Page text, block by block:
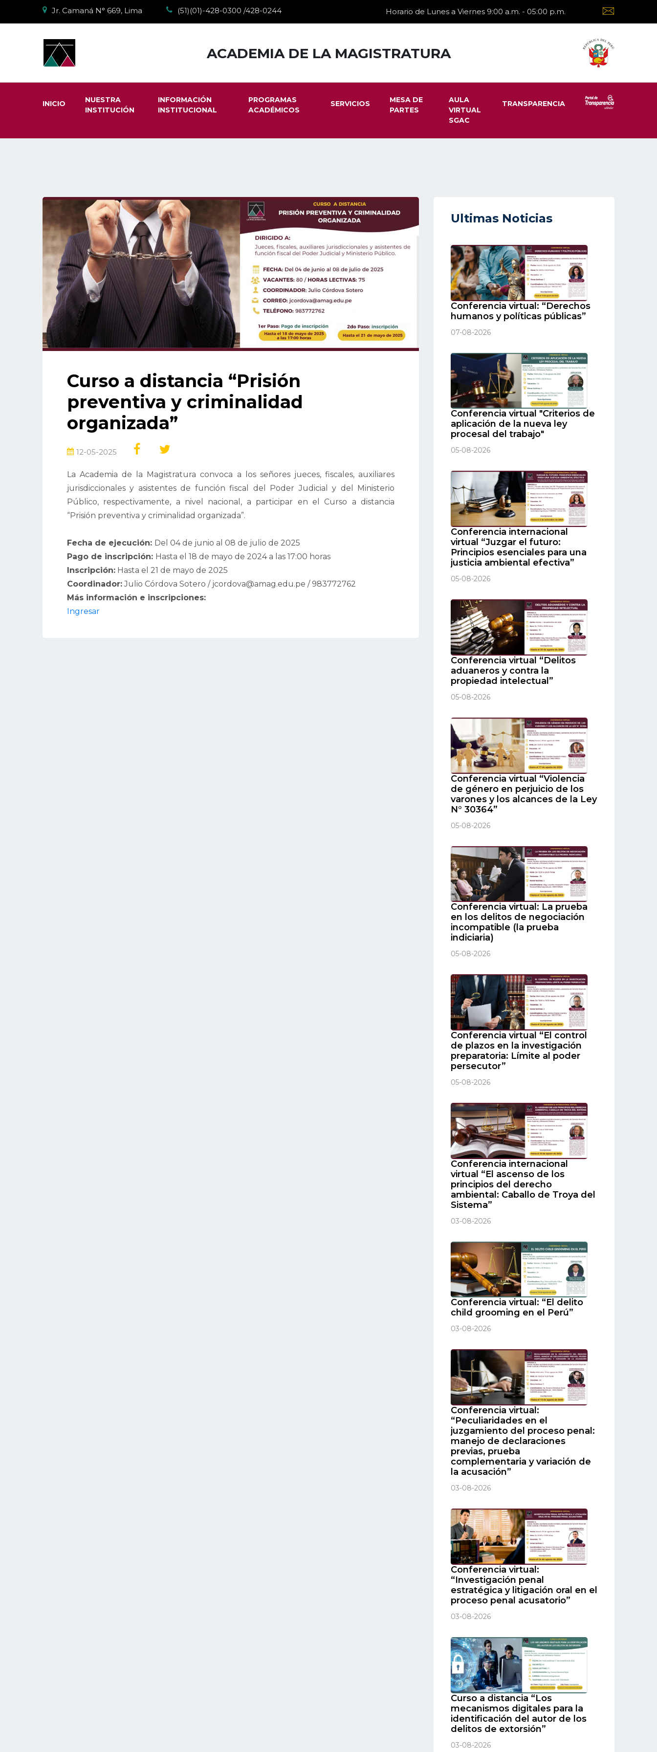
Jr. Camaná N° 669, Lima (51)(01)-428-0300 /428-0244 Horario de Lunes a Viernes 9:00 a.m. - 05:00 p.m.
ACADEMIA DE LA MAGISTRATURA
INICIO
NUESTRA
INSTITUCIÓN
INFORMACIÓN
INSTITUCIONAL
PROGRAMAS
ACADÉMICOS
SERVICIOS
MESA DE
PARTES
AULA
VIRTUAL
SGAC
TRANSPARENCIA
Curso a distancia “Prisión
preventiva y criminalidad
organizada”
12-05-2025
La Academia de la Magistratura convoca a los señores jueces, fiscales, auxiliares
jurisdiccionales y asistentes de función fiscal del Poder Judicial y del Ministerio
Público, respectivamente, a nivel nacional, a participar en el Curso a distancia
“Prisión preventiva y criminalidad organizada”.
Fecha de ejecución: Del 04 de junio al 08 de julio de 2025
Pago de inscripción: Hasta el 18 de mayo de 2024 a las 17:00 horas
Inscripción: Hasta el 21 de mayo de 2025
Coordinador:Julio Córdova Sotero / jcordova@amag.edu.pe / 983772762
Más información e inscripciones:
Ingresar
Ultimas Noticias
Conferencia virtual: “Derechos
humanos y políticas públicas”
07-08-2026
Conferencia virtual "Criterios de
aplicación de la nueva ley
procesal del trabajo"
05-08-2026
Conferencia internacional
virtual “Juzgar el futuro:
Principios esenciales para una
justicia ambiental efectiva”
05-08-2026
Conferencia virtual “Delitos
aduaneros y contra la
propiedad intelectual”
05-08-2026
Conferencia virtual “Violencia
de género en perjuicio de los
varones y los alcances de la Ley
N° 30364”
05-08-2026
Conferencia virtual: La prueba
en los delitos de negociación
incompatible (la prueba
indiciaria)
05-08-2026
Conferencia virtual “El control
de plazos en la investigación
preparatoria: Límite al poder
persecutor”
05-08-2026
Conferencia internacional
virtual “El ascenso de los
principios del derecho
ambiental: Caballo de Troya del
Sistema”
03-08-2026
Conferencia virtual: “El delito
child grooming en el Perú”
03-08-2026
Conferencia virtual:
“Peculiaridades en el
juzgamiento del proceso penal:
manejo de declaraciones
previas, prueba
complementaria y variación de
la acusación”
03-08-2026
Conferencia virtual:
“Investigación penal
estratégica y litigación oral en el
proceso penal acusatorio”
03-08-2026
Curso a distancia “Los
mecanismos digitales para la
identificación del autor de los
delitos de extorsión”
03-08-2026